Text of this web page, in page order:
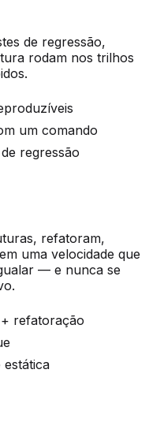
de regressão,
rodam nos trilhos
um comando
regressão
refatoram,
uma velocidade que
— e nunca se
refatoração
estática